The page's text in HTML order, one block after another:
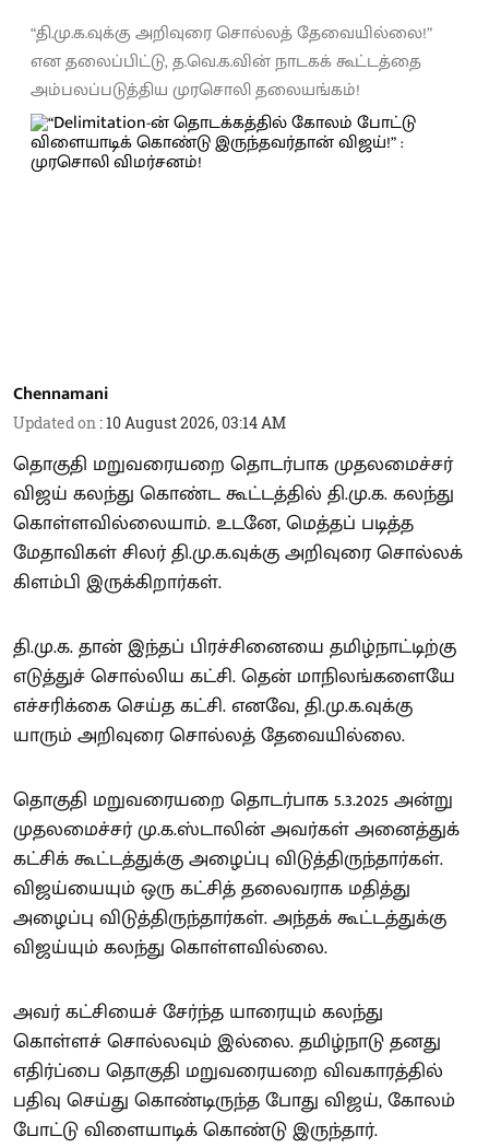
“தி.மு.க.வுக்கு அறிவுரை சொல்லத் தேவையில்லை!”
என தலைப்பிட்டு, த.வெ.க.வின் நாடகக் கூட்டத்தை
அம்பலப்படுத்திய முரசொலி தலையங்கம்!
Chennamani
Updated on :10 August 2026, 03:14 AM
தொகுதி மறுவரையறை தொடர்பாக முதலமைச்சர்
விஜய் கலந்து கொண்ட கூட்டத்தில் தி.மு.க. கலந்து
கொள்ளவில்லையாம். உடனே, மெத்தப் படித்த
மேதாவிகள் சிலர் தி.மு.க.வுக்கு அறிவுரை சொல்லக்
கிளம்பி இருக்கிறார்கள்.
தி.மு.க. தான் இந்தப் பிரச்சினையை தமிழ்நாட்டிற்கு
எடுத்துச் சொல்லிய கட்சி. தென் மாநிலங்களையே
எச்சரிக்கை செய்த கட்சி. எனவே, தி.மு.க.வுக்கு
யாரும் அறிவுரை சொல்லத் தேவையில்லை.
தொகுதி மறுவரையறை தொடர்பாக 5.3.2025 அன்று
முதலமைச்சர் மு.க.ஸ்டாலின் அவர்கள் அனைத்துக்
கட்சிக் கூட்டத்துக்கு அழைப்பு விடுத்திருந்தார்கள்.
விஜய்யையும் ஒரு கட்சித் தலைவராக மதித்து
அழைப்பு விடுத்திருந்தார்கள். அந்தக் கூட்டத்துக்கு
விஜய்யும் கலந்து கொள்ளவில்லை.
அவர் கட்சியைச் சேர்ந்த யாரையும் கலந்து
கொள்ளச் சொல்லவும் இல்லை. தமிழ்நாடு தனது
எதிர்ப்பை தொகுதி மறுவரையறை விவகாரத்தில்
பதிவு செய்து கொண்டிருந்த போது விஜய், கோலம்
போட்டு விளையாடிக் கொண்டு இருந்தார்.